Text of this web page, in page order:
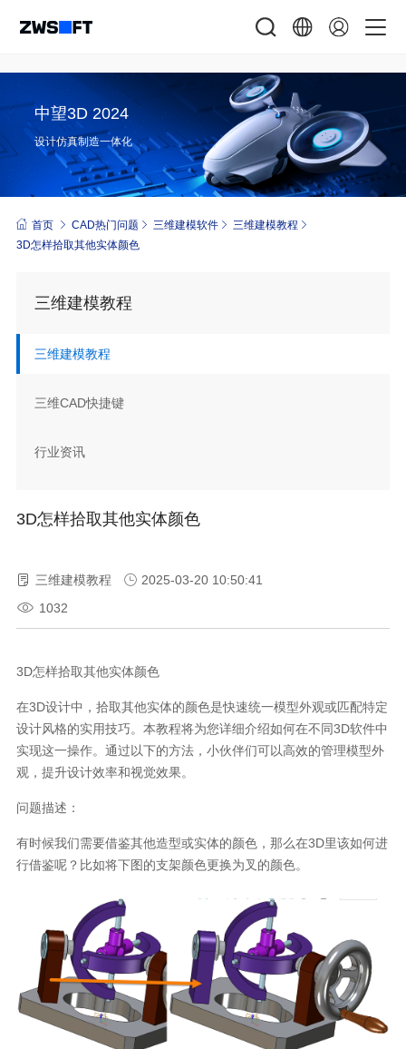
中望3D 2024
设计仿真制造一体化
首页 CAD热门问题 三维建模软件
三维建模教程
3D怎样拾取其他实体颜色
三维建模教程
三维建模教程
三维CAD快捷键
行业资讯
3D怎样拾取其他实体颜色
三维建模教程
2025-03-20 10:50:41
1032
3D怎样拾取其他实体颜色
在3D设计中，拾取其他实体的颜色是快速统一模型外观或匹配特定
设计风格的实用技巧。本教程将为您详细介绍如何在不同3D软件中
实现这一操作。通过以下的方法，小伙伴们可以高效的管理模型外
观，提升设计效率和视觉效果。
问题描述：
有时候我们需要借鉴其他造型或实体的颜色，那么在3D里该如何进
行借鉴呢？比如将下图的支架颜色更换为叉的颜色。